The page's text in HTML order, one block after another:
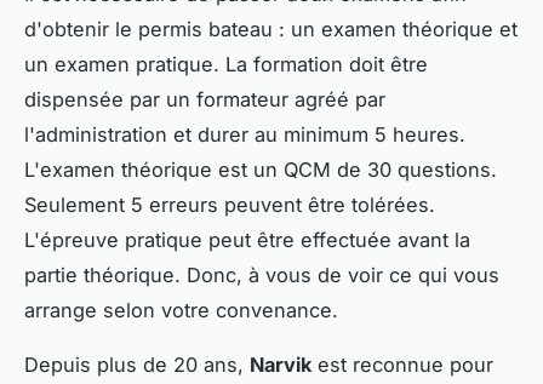
d'obtenir le permis bateau : un examen théorique et
un examen pratique. La formation doit être
dispensée par un formateur agréé par
l'administration et durer au minimum 5 heures.
L'examen théorique est un QCM de 30 questions.
Seulement 5 erreurs peuvent être tolérées.
L'épreuve pratique peut être effectuée avant la
partie théorique. Donc, à vous de voir ce qui vous
arrange selon votre convenance.
Depuis plus de 20 ans, Narvik est reconnue pour